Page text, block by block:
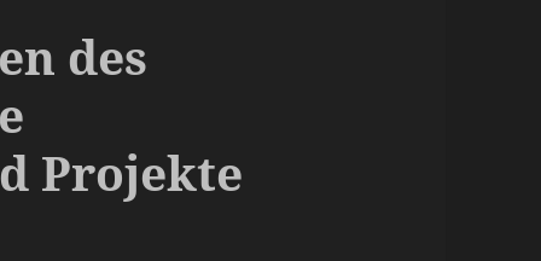
des
Projekte